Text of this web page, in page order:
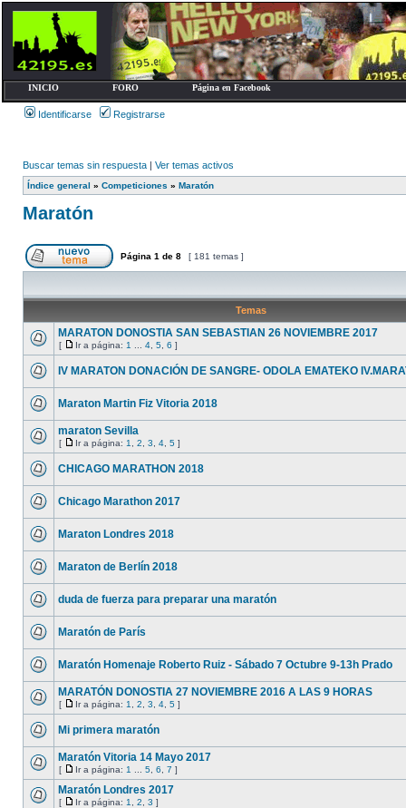
INICIO FORO Página en Facebook
Identificarse Registrarse
Buscar temas sin respuesta | Ver temas activos
Índice general » Competiciones » Maratón
Maratón
Página 1 de 8 [ 181 temas ]
Temas
MARATON DONOSTIA SAN SEBASTIAN 26 NOVIEMBRE 2017
[ Ir a página: 1 4 5 6 ]
IV MARATON DONACIÓN DE SANGRE- ODOLA EMATEKO
Maraton Martin Fiz Vitoria 2018
maraton Sevilla
[ Ir a página: 1 2 3 4 5 ]
CHICAGO MARATHON 2018
Chicago Marathon 2017
Maraton Londres 2018
Maraton de Berlín 2018
duda de fuerza para preparar una maratón
Maratón de París
Maratón Homenaje Roberto Ruiz - Sábado 7 Octubre 9-13h Prado
MARATÓN DONOSTIA 27 NOVIEMBRE 2016 A LAS 9 HORAS
[ Ir a página: 1 2 3 4 5 ]
Mi primera maratón
Maratón Vitoria 14 Mayo 2017
[ Ir a página: 1 5 6 7 ]
Maratón Londres 2017
[ Ir a página: 1 2 3 ]